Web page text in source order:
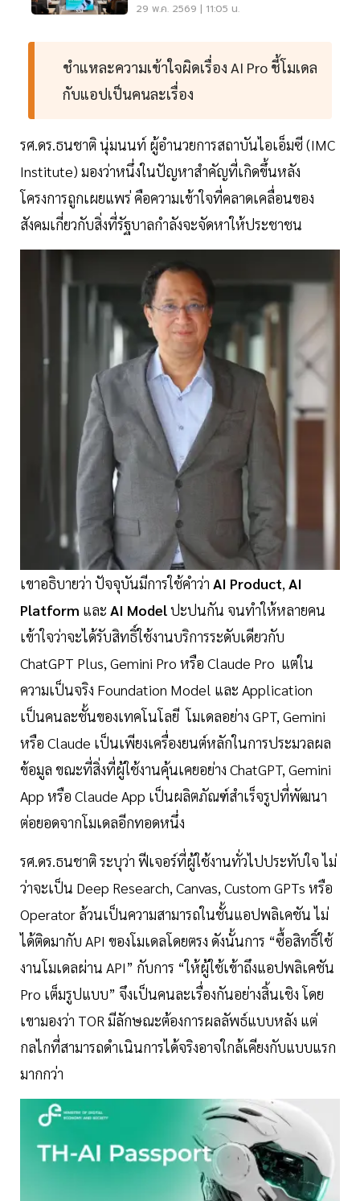
29 พ.ค. 2569 | 11:05 น.
ชำแหละความเข้าใจผิดเรื่อง AI Pro ชี้โมเดล
กับแอปเป็นคนละเรื่อง
รศ.ดร.ธนชาติ นุ่มนนท์ ผู้อำนวยการสถาบันไอเอ็มซี (IMC
Institute) มองว่าหนึ่งในปัญหาสำคัญที่เกิดขึ้นหลัง
โครงการถูกเผยแพร่ คือความเข้าใจที่คลาดเคลื่อนของ
สังคมเกี่ยวกับสิ่งที่รัฐบาลกำลังจะจัดหาให้ประชาชน
เขาอธิบายว่า ปัจจุบันมีการใช้คำว่า AI Product, AI
Platform และ AI Modelปะปนกัน จนทำให้หลายคน
เข้าใจว่าจะได้รับสิทธิ์ใช้งานบริการระดับเดียวกับ
ChatGPT Plus, Gemini Pro หรือ Claude Pro แต่ใน
ความเป็นจริง Foundation Model และ Application
เป็นคนละชั้นของเทคโนโลยี โมเดลอย่าง GPT, Gemini
หรือ Claude เป็นเพียงเครื่องยนต์หลักในการประมวลผล
ข้อมูล ขณะที่สิ่งที่ผู้ใช้งานคุ้นเคยอย่าง ChatGPT, Gemini
App หรือ Claude App เป็นผลิตภัณฑ์สำเร็จรูปที่พัฒนา
ต่อยอดจากโมเดลอีกทอดหนึ่ง
รศ.ดร.ธนชาติ ระบุว่า ฟีเจอร์ที่ผู้ใช้งานทั่วไปประทับใจ ไม่
ว่าจะเป็น Deep Research, Canvas, Custom GPTs หรือ
Operator ล้วนเป็นความสามารถในชั้นแอปพลิเคชัน ไม่
ได้ติดมากับ API ของโมเดลโดยตรง ดังนั้นการ “ซื้อสิทธิ์ใช้
งานโมเดลผ่าน API” กับการ “ให้ผู้ใช้เข้าถึงแอปพลิเคชัน
Pro เต็มรูปแบบ” จึงเป็นคนละเรื่องกันอย่างสิ้นเชิง โดย
เขามองว่า TOR มีลักษณะต้องการผลลัพธ์แบบหลัง แต่
กลไกที่สามารถดำเนินการได้จริงอาจใกล้เคียงกับแบบแรก
มากกว่า